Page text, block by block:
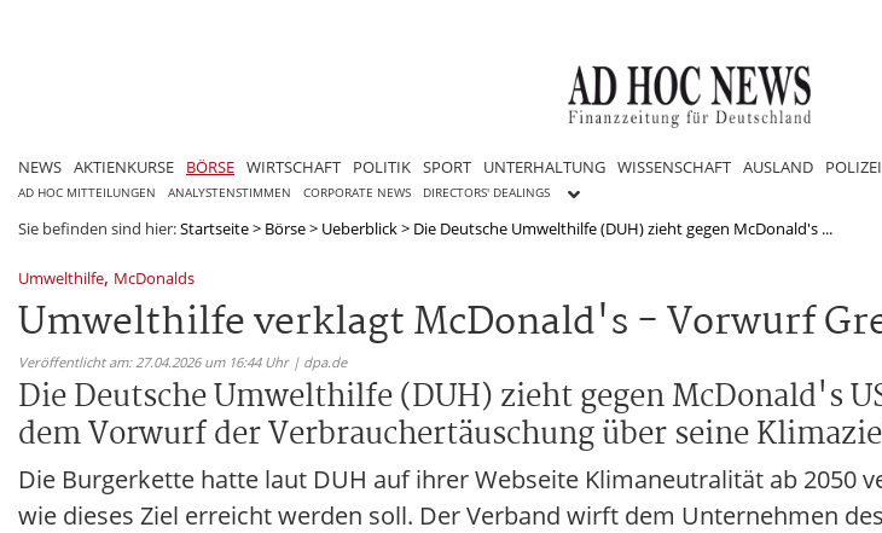
NEWS AKTIENKURSE BÖRSE WIRTSCHAFT POLITIK SPORT UNTERHALTUNG WISSENSCHAFT AUSLAND POLIZEI
AD HOC MITTEILUNGEN ANALYSTENSTIMMEN CORPORATE NEWS DIRECTORS' DEALINGS
Sie befinden sind hier:Startseite> Börse> Ueberblick> Die Deutsche Umwelthilfe (DUH) zieht gegen McDonald's ...
Umwelthilfe, McDonalds
Umwelthilfe verklagt McDonald's - Vorwurf
Veröffentlicht am: 27.04.2026 um 16:44 Uhr | dpa.de
Die Deutsche Umwelthilfe (DUH) zieht gegen McDonald's
dem Vorwurf der Verbrauchertäuschung über seine
Die Burgerkette hatte laut DUH auf ihrer Webseite Klimaneutralität ab 2050
wie dieses Ziel erreicht werden soll. Der Verband wirft dem Unternehmen